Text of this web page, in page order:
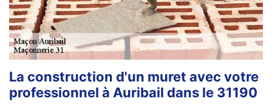
La construction d'un muret avec votre
professionnel à Auribail dans le 31190